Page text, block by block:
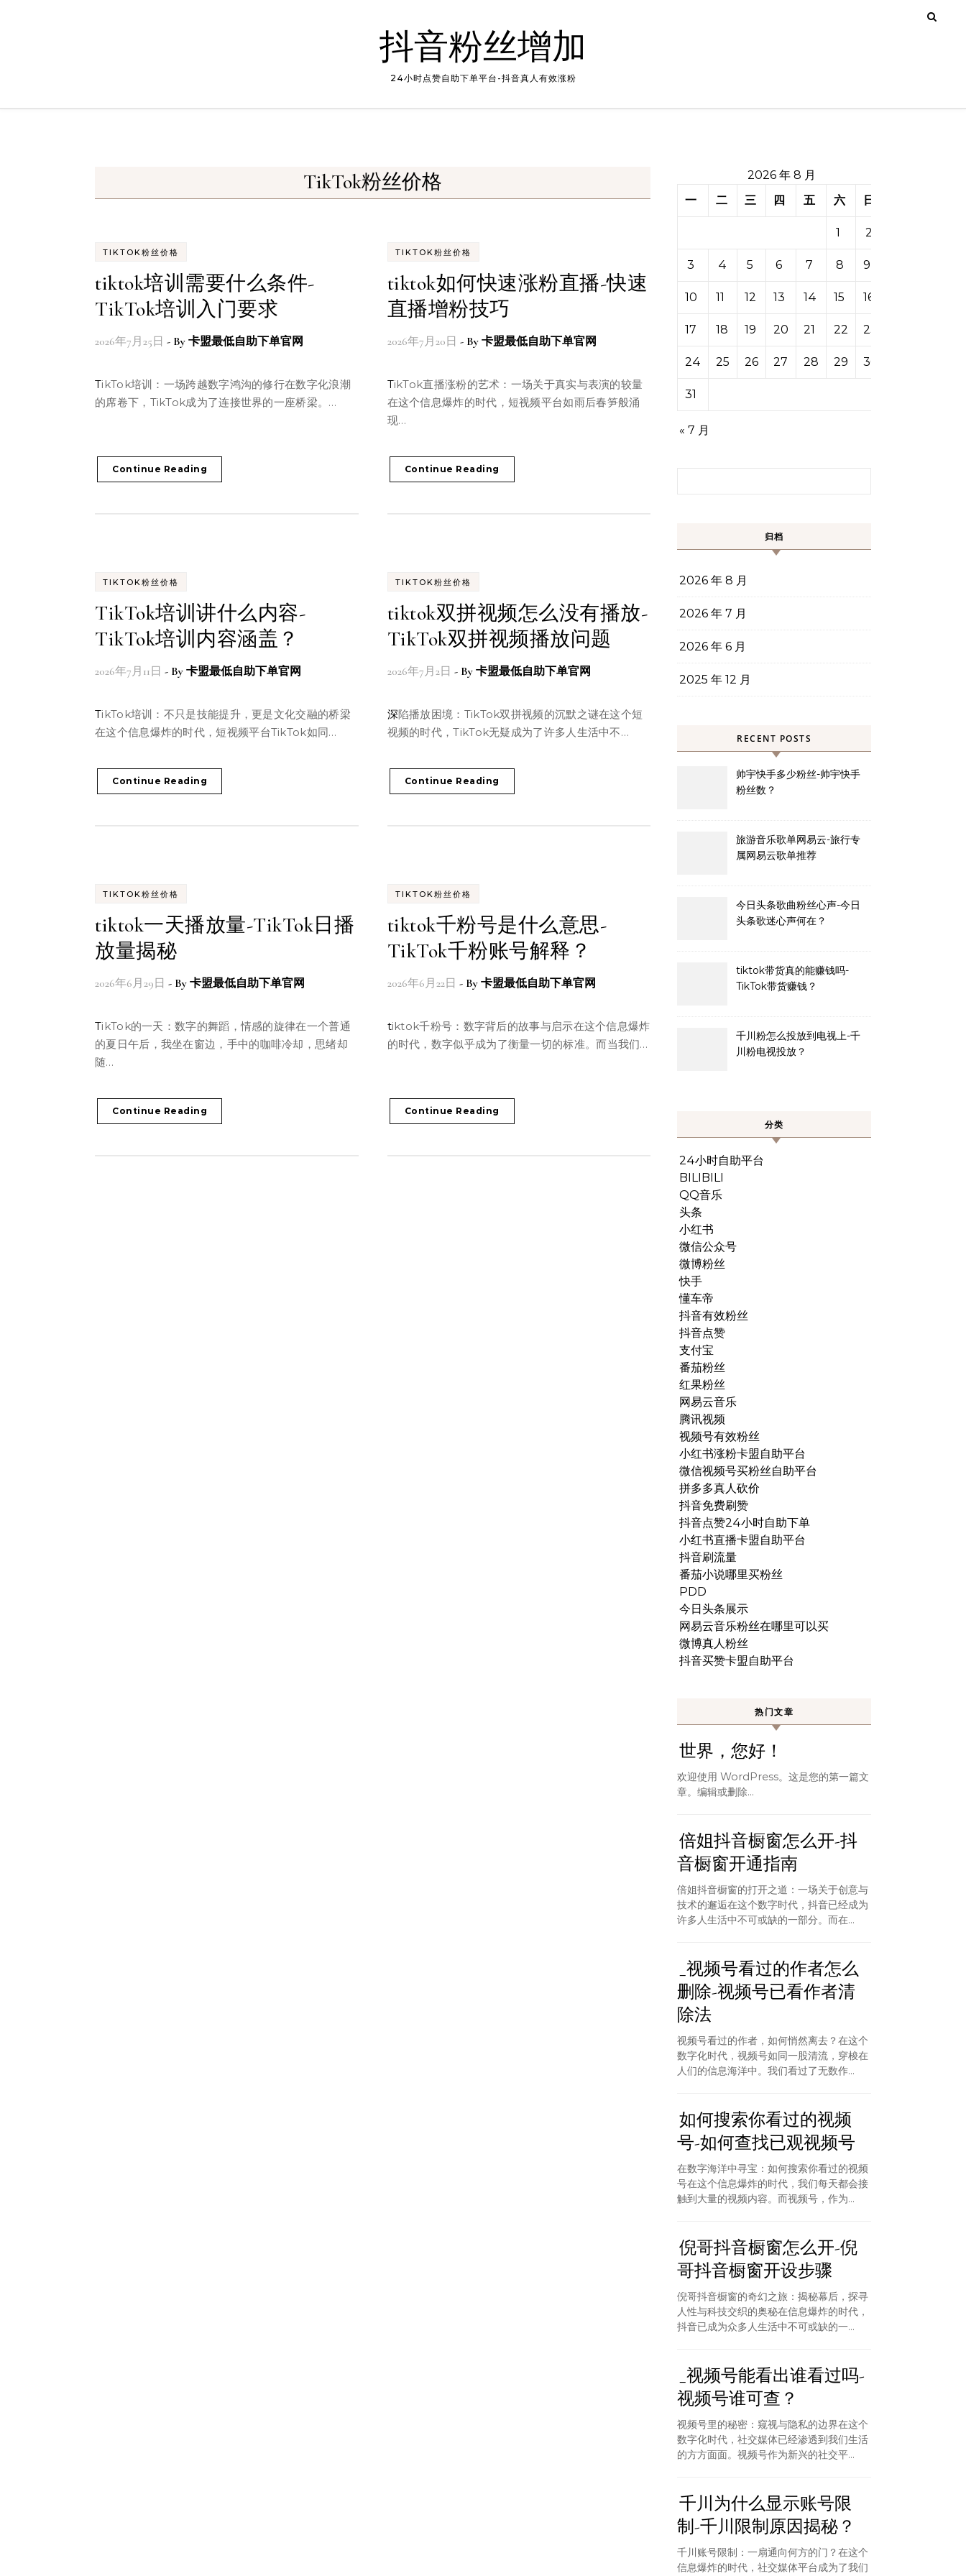
抖音粉丝增加
24小时点赞自助下单平台-抖音真人有效涨粉
TikTok粉丝价格
TIKTOK粉丝价格
tiktok培训需要什么条件-
TikTok培训入门要求
2026年7月25日 - By 卡盟最低自助下单官网
TikTok培训：一场跨越数字鸿沟的修行在数字化浪潮
的席卷下，TikTok成为了连接世界的一座桥梁。…
Continue Reading
TIKTOK粉丝价格
tiktok如何快速涨粉直播-快速
直播增粉技巧
2026年7月20日 - By 卡盟最低自助下单官网
TikTok直播涨粉的艺术：一场关于真实与表演的较量
在这个信息爆炸的时代，短视频平台如雨后春笋般涌
现…
Continue Reading
TIKTOK粉丝价格
TikTok培训讲什么内容-
TikTok培训内容涵盖？
2026年7月11日 - By 卡盟最低自助下单官网
TikTok培训：不只是技能提升，更是文化交融的桥梁
在这个信息爆炸的时代，短视频平台TikTok如同…
Continue Reading
TIKTOK粉丝价格
tiktok双拼视频怎么没有播放-
TikTok双拼视频播放问题
2026年7月2日 - By 卡盟最低自助下单官网
深陷播放困境：TikTok双拼视频的沉默之谜在这个短
视频的时代，TikTok无疑成为了许多人生活中不…
Continue Reading
TIKTOK粉丝价格
tiktok一天播放量-TikTok日播
放量揭秘
2026年6月29日 - By 卡盟最低自助下单官网
TikTok的一天：数字的舞蹈，情感的旋律在一个普通
的夏日午后，我坐在窗边，手中的咖啡冷却，思绪却
随…
Continue Reading
TIKTOK粉丝价格
tiktok千粉号是什么意思-
TikTok千粉账号解释？
2026年6月22日 - By 卡盟最低自助下单官网
tiktok千粉号：数字背后的故事与启示在这个信息爆炸
的时代，数字似乎成为了衡量一切的标准。而当我们…
Continue Reading
2026 年 8 月
一
二 三 四 五 六 日
1 2
3 4 5 6 7 8 9
10 11 12 13 14 15 16
17 18 19 20 21 22 23
24 25 26 27 28 29 30
31
« 7 月
归档
2026 年 8 月
2026 年 7 月
2026 年 6 月
2025 年 12 月
RECENT POSTS
帅宇快手多少粉丝-帅宇快手
粉丝数？
旅游音乐歌单网易云-旅行专
属网易云歌单推荐
今日头条歌曲粉丝心声-今日
头条歌迷心声何在？
tiktok带货真的能赚钱吗-
TikTok带货赚钱？
千川粉怎么投放到电视上-千
川粉电视投放？
分类
24小时自助平台
BILIBILI
QQ音乐
头条
小红书
微信公众号
微博粉丝
快手
懂车帝
抖音有效粉丝
抖音点赞
支付宝
番茄粉丝
红果粉丝
网易云音乐
腾讯视频
视频号有效粉丝
小红书涨粉卡盟自助平台
微信视频号买粉丝自助平台
拼多多真人砍价
抖音免费刷赞
抖音点赞24小时自助下单
小红书直播卡盟自助平台
抖音刷流量
番茄小说哪里买粉丝
PDD
今日头条展示
网易云音乐粉丝在哪里可以买
微博真人粉丝
抖音买赞卡盟自助平台
热门文章
世界，您好！
欢迎使用 WordPress。这是您的第一篇文
章。编辑或删除…
倍姐抖音橱窗怎么开-抖
音橱窗开通指南
倍姐抖音橱窗的打开之道：一场关于创意与
技术的邂逅在这个数字时代，抖音已经成为
许多人生活中不可或缺的一部分。而在...
_视频号看过的作者怎么
删除-视频号已看作者清
除法
视频号看过的作者，如何悄然离去？在这个
数字化时代，视频号如同一股清流，穿梭在
人们的信息海洋中。我们看过了无数作...
如何搜索你看过的视频
号-如何查找已观视频号
在数字海洋中寻宝：如何搜索你看过的视频
号在这个信息爆炸的时代，我们每天都会接
触到大量的视频内容。而视频号，作为...
倪哥抖音橱窗怎么开-倪
哥抖音橱窗开设步骤
倪哥抖音橱窗的奇幻之旅：揭秘幕后，探寻
人性与科技交织的奥秘在信息爆炸的时代，
抖音已成为众多人生活中不可或缺的一...
_视频号能看出谁看过吗-
视频号谁可查？
视频号里的秘密：窥视与隐私的边界在这个
数字化时代，社交媒体已经渗透到我们生活
的方方面面。视频号作为新兴的社交平...
千川为什么显示账号限
制-千川限制原因揭秘？
千川账号限制：一扇通向何方的门？在这个
信息爆炸的时代，社交媒体平台成为了我们